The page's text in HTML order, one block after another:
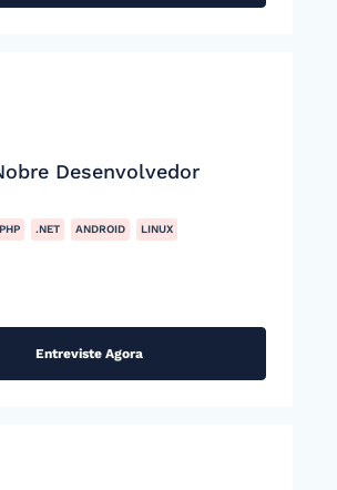
Desenvolvedor
PHP .NET ANDROID LINUX
Entreviste Agora